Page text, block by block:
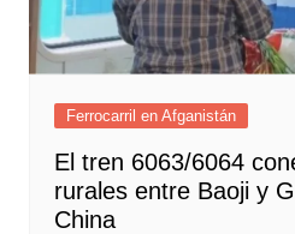
Ferrocarril en Afganistán
El tren 6063/6064
rurales entre Baoji y
China